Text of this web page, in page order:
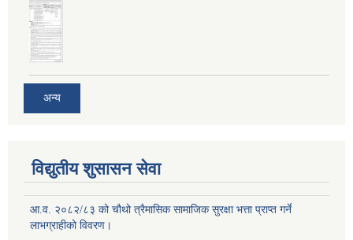
अन्य
विद्युतीय शुसासन सेवा
आ.व. २०८२/८३ को चौथो त्रैमासिक सामाजिक सुरक्षा भत्ता प्राप्त गर्ने
लाभग्राहीको विवरण।